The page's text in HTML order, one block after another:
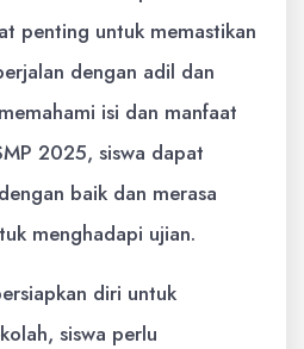
penting untuk memastikan
dengan adil dan
isi dan manfaat
2025, siswa dapat
baik dan merasa
menghadapi ujian.
diri untuk
siswa perlu